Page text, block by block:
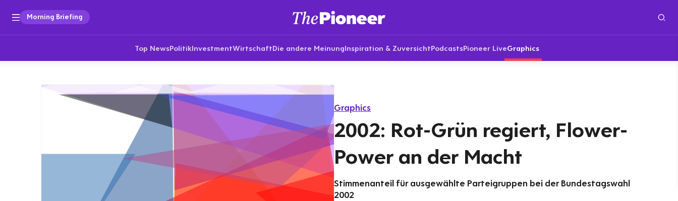
Morning Briefing
Top NewsPolitikInvestmentWirtschaftDie andere MeinungInspiration & ZuversichtPodcastsPioneer LiveGraphics
Graphics
2002: Rot-Grün regiert, Flower-
Power an der Macht
Stimmenanteil für ausgewählte Parteigruppen bei der Bundestagswahl
2002